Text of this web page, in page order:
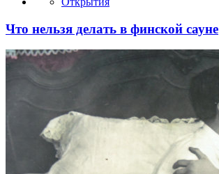
Что нельзя делать в финской сауне